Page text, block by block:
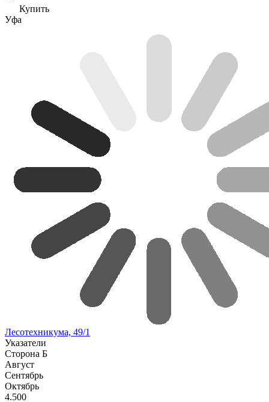
Купить
Уфа
Лесотехникума, 49/1
Указатели
Сторона Б
Август
Сентябрь
Октябрь
4.500